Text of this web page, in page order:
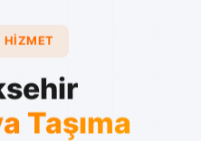
HIZMET
Taşıma